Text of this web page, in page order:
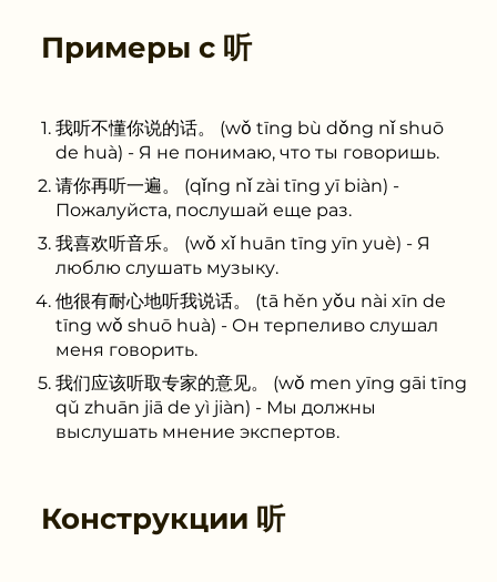
Примеры с 听
我听不懂你说的话。 (wǒ tīng bù dǒng nǐ shuō
de huà) - Я не понимаю, что ты говоришь.
请你再听一遍。 (qǐng nǐ zài tīng yī biàn) -
Пожалуйста, послушай еще раз.
我喜欢听音乐。 (wǒ xǐ huān tīng yīn yuè) - Я
люблю слушать музыку.
他很有耐心地听我说话。 (tā hěn yǒu nài xīn de
tīng wǒ shuō huà) - Он терпеливо слушал
меня говорить.
我们应该听取专家的意见。 (wǒ men yīng gāi tīng
qǔ zhuān jiā de yì jiàn) - Мы должны
выслушать мнение экспертов.
Конструкции 听